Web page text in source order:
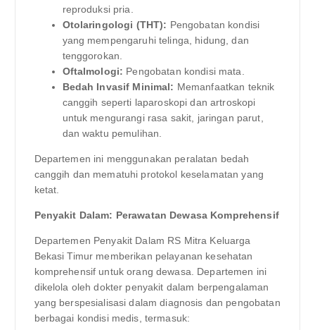
reproduksi pria.
Otolaringologi (THT): Pengobatan kondisi
yang mempengaruhi telinga, hidung, dan
tenggorokan.
Oftalmologi: Pengobatan kondisi mata.
Bedah Invasif Minimal: Memanfaatkan teknik
canggih seperti laparoskopi dan artroskopi
untuk mengurangi rasa sakit, jaringan parut,
dan waktu pemulihan.
Departemen ini menggunakan peralatan bedah
canggih dan mematuhi protokol keselamatan yang
ketat.
Penyakit Dalam: Perawatan Dewasa Komprehensif
Departemen Penyakit Dalam RS Mitra Keluarga
Bekasi Timur memberikan pelayanan kesehatan
komprehensif untuk orang dewasa. Departemen ini
dikelola oleh dokter penyakit dalam berpengalaman
yang berspesialisasi dalam diagnosis dan pengobatan
berbagai kondisi medis, termasuk: